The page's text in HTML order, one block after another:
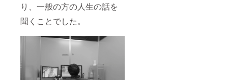
り、一般の方の人生の話を
聞くことでした。